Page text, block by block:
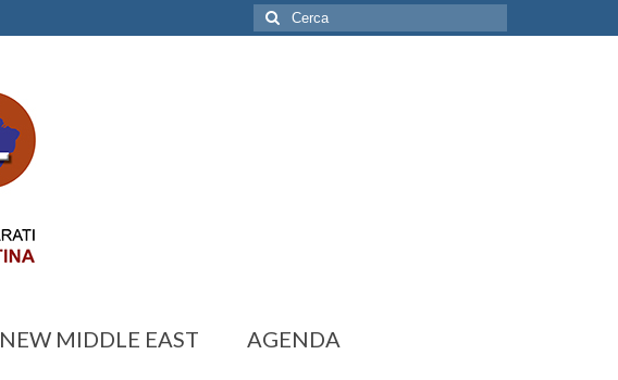
Cerca:
NEW MIDDLE EAST AGENDA